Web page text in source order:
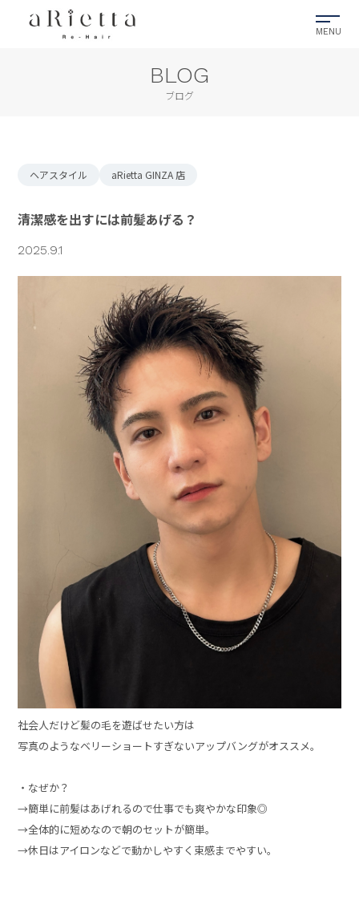
BLOG
ブログ
ヘアスタイル aRietta GINZA 店
清潔感を出すには前髪あげる？
2025.9.1
社会人だけど髪の毛を遊ばせたい方は
写真のようなベリーショートすぎないアップバングがオススメ。
・なぜか？
→簡単に前髪はあげれるので仕事でも爽やかな印象◎
→全体的に短めなので朝のセットが簡単。
→休日はアイロンなどで動かしやすく束感までやすい。